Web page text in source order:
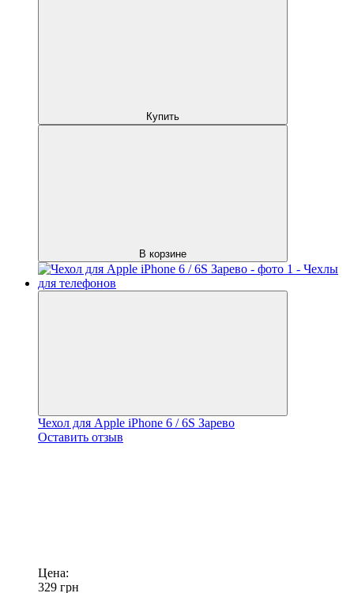
Купить
В корзине
Чехол для Apple iPhone 6 / 6S Зарево
Оставить отзыв
Цена:
329 грн